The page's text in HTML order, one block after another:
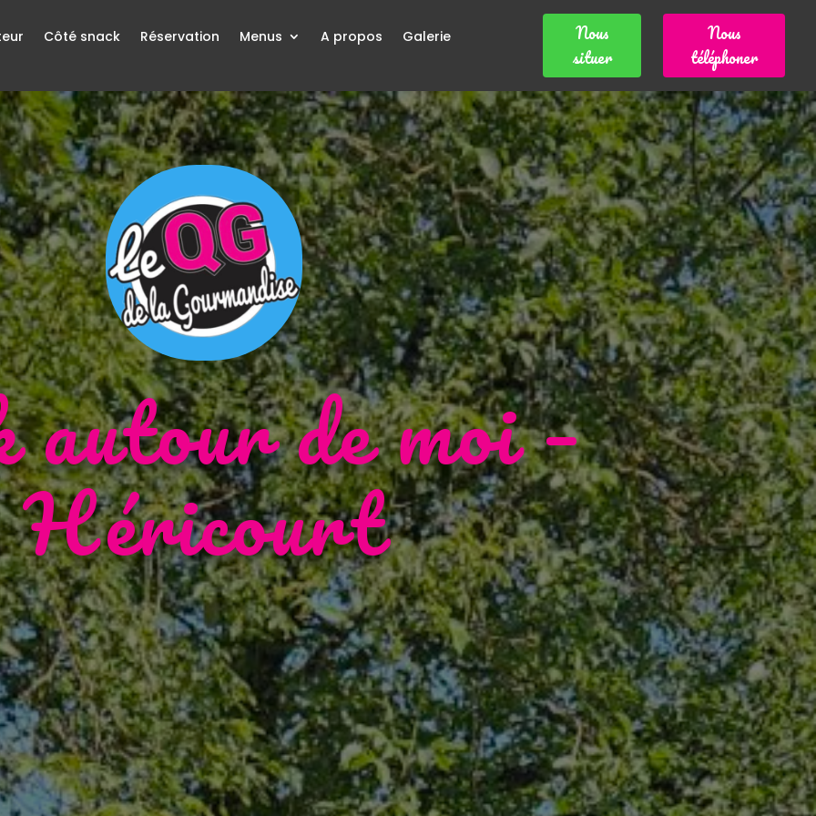
Côté snack Réservation Menus A propos Galerie
Nous
situer
Nous
téléphoner
autour de moi –
Héricourt